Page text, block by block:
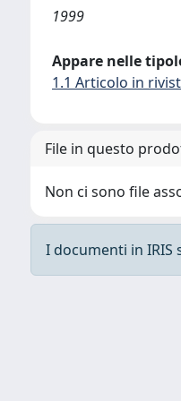
1999
Appare nelle
1.1 Articolo in
File in questo
Non ci sono file
I documenti in